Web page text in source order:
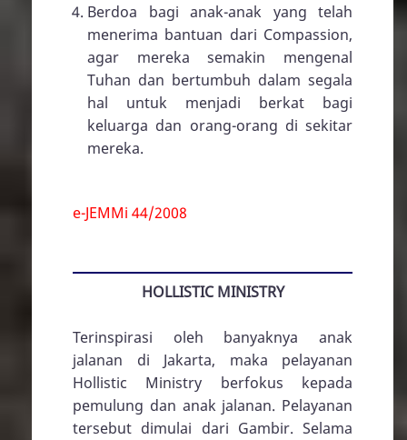
Berdoa bagi anak-anak yang telah
menerima bantuan dari Compassion,
agar mereka semakin mengenal
Tuhan dan bertumbuh dalam segala
hal untuk menjadi berkat bagi
keluarga dan orang-orang di sekitar
mereka.
e-JEMMi 44/2008
HOLLISTIC MINISTRY
Terinspirasi oleh banyaknya anak
jalanan di Jakarta, maka pelayanan
Hollistic Ministry berfokus kepada
pemulung dan anak jalanan. Pelayanan
tersebut dimulai dari Gambir. Selama